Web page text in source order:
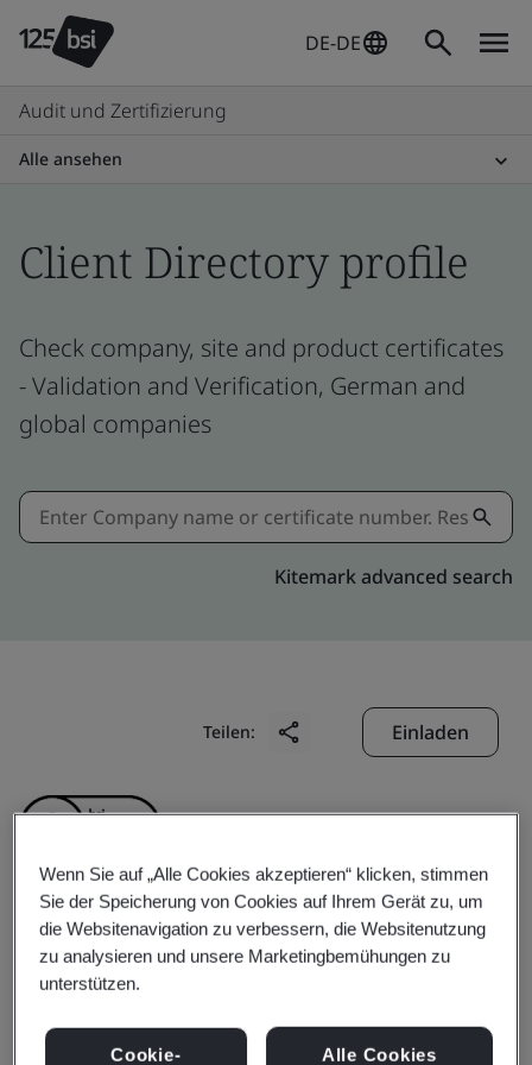
DE-DE
Audit und Zertifizierung
Alle ansehen
Client Directory profile
Check company, site and product certificates
- Validation and Verification, German and
global companies
Kitemark advanced search
Teilen: Einladen
Heyuan City Jianji
Property Management
Wenn Sie auf „Alle Cookies akzeptieren“ klicken, stimmen
Sie der Speicherung von Cookies auf Ihrem Gerät zu, um
die Websitenavigation zu verbessern, die Websitenutzung
zu analysieren und unsere Marketingbemühungen zu
unterstützen.
Cookie-
Alle Cookies